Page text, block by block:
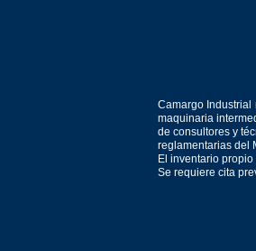
Camargo
maquinaria
de consultores y
reglamentarias del
El inventario
Se requiere cita